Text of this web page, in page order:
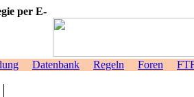
per E-
Datenbank Regeln Foren